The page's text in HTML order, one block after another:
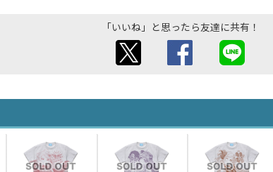
「いいね」と思ったら友達に共有！